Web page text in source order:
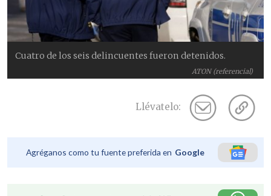
ATON (referencial)
Cuatro de los seis delincuentes fueron detenidos.
Llévatelo:
Agréganos como tu fuente preferida en Google